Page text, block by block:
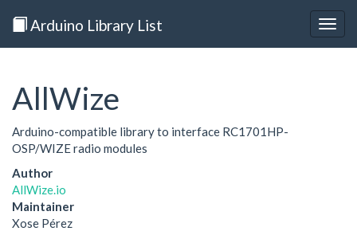
Arduino Library List
AllWize
Arduino-compatible library to interface RC1701HP-
OSP/WIZE radio modules
Author
AllWize.io
Maintainer
Xose Pérez